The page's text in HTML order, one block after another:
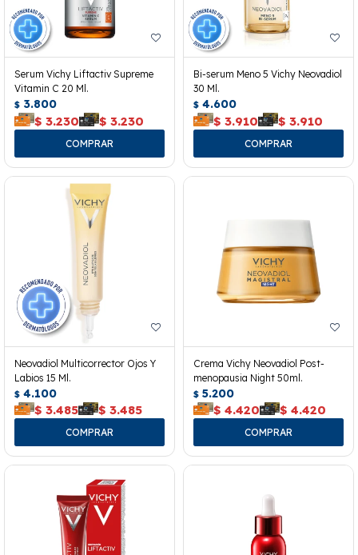
Serum Vichy Liftactiv Supreme
Vitamin C 20 Ml.
$ 3.800
$ 3.230 $ 3.230
Bi-serum Meno 5 Vichy Neovadiol
30 Ml.
$ 4.600
$ 3.910 $ 3.910
Neovadiol Multicorrector Ojos Y
Labios 15 Ml.
$ 4.100
$ 3.485 $ 3.485
Crema Vichy Neovadiol Post-
menopausia Night 50ml.
$ 5.200
$ 4.420 $ 4.420